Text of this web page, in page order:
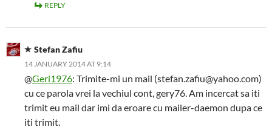
REPLY
Stefan Zafiu
14 JANUARY 2014 AT 9:14
@Geri1976: Trimite-mi un mail (stefan.zafiu@yahoo.com)
cu ce parola vrei la vechiul cont, gery76. Am incercat sa iti
trimit eu mail dar imi da eroare cu mailer-daemon dupa ce
iti trimit.